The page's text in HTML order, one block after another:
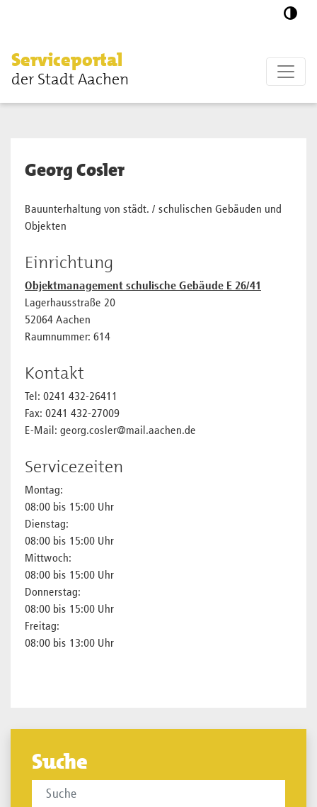
Serviceportal
der Stadt Aachen
Georg Cosler
Bauunterhaltung von städt. / schulischen Gebäuden und
Objekten
Einrichtung
Objektmanagement schulische Gebäude E 26/41
Lagerhausstraße 20
52064 Aachen
Raumnummer: 614
Kontakt
Tel: 0241 432-26411
Fax: 0241 432-27009
E-Mail: georg.cosler@mail.aachen.de
Servicezeiten
Montag:
08:00 bis 15:00 Uhr
Dienstag:
08:00 bis 15:00 Uhr
Mittwoch:
08:00 bis 15:00 Uhr
Donnerstag:
08:00 bis 15:00 Uhr
Freitag:
08:00 bis 13:00 Uhr
Suche